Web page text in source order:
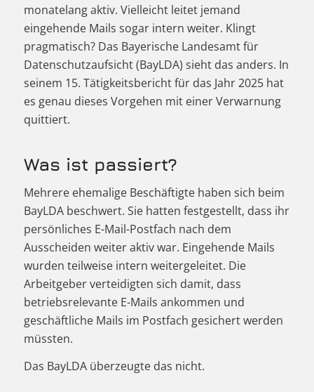
monatelang aktiv. Vielleicht leitet jemand
eingehende Mails sogar intern weiter. Klingt
pragmatisch? Das Bayerische Landesamt für
Datenschutzaufsicht (BayLDA) sieht das anders. In
seinem 15. Tätigkeitsbericht für das Jahr 2025 hat
es genau dieses Vorgehen mit einer Verwarnung
quittiert.
Was ist passiert?
Mehrere ehemalige Beschäftigte haben sich beim
BayLDA beschwert. Sie hatten festgestellt, dass ihr
persönliches E-Mail-Postfach nach dem
Ausscheiden weiter aktiv war. Eingehende Mails
wurden teilweise intern weitergeleitet. Die
Arbeitgeber verteidigten sich damit, dass
betriebsrelevante E-Mails ankommen und
geschäftliche Mails im Postfach gesichert werden
müssten.
Das BayLDA überzeugte das nicht.